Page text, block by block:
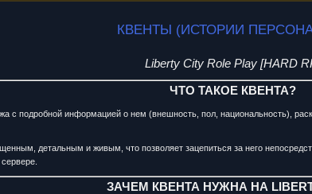
КВЕНТЫ (ИСТОРИИ
Liberty City Role Play [HARD
ЧТО ТАКОЕ КВЕНТА?
с подробной информацией о нем (внешность, пол, национальность),
детальным и живым, что позволяет зацепиться за него
ЗАЧЕМ КВЕНТА НУЖНА НА